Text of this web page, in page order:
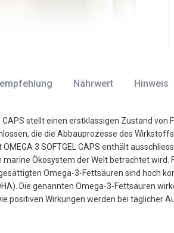
Nährwert Hinweis
CAPS stellt einen erstklassigen Zustand
die die Abbauprozesse des
3 SOFTGEL CAPS enthält
Ökosystem der Welt betrachtet
Omega-3-Fettsäuren sind hoch
Die genannten Omega-3-Fettsäuren
positiven Wirkungen werden bei täglicher